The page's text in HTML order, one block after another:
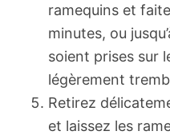
ramequins et
minutes, ou
soient prises sur
légèrement
Retirez
et laissez les